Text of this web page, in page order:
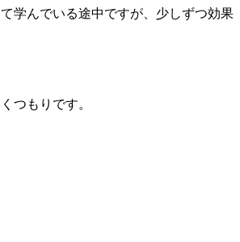
学んでいる途中ですが、少しずつ効果
つもりです。